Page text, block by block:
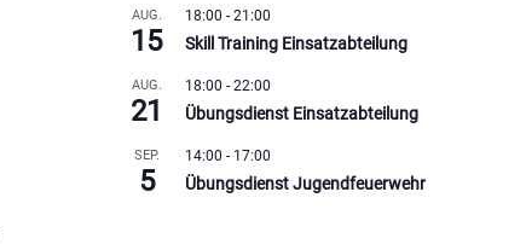
AUG.
15
18:00 -21:00
Skill Training Einsatzabteilung
AUG.
21
18:00 -22:00
Übungsdienst Einsatzabteilung
SEP.
5
14:00 - 17:00
Übungsdienst Jugendfeuerwehr